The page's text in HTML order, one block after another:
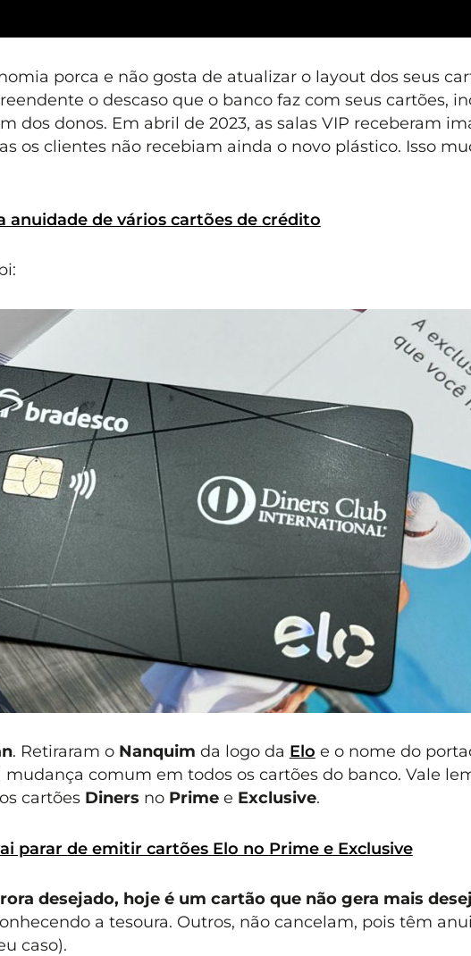
porca e não gosta de atualizar o layout dos seus
o descaso que o banco faz com seus cartões,
dos donos. Em abril de 2023, as salas VIP receberam
os clientes não recebiam ainda o novo plástico. Isso
anuidade de vários cartões de crédito
. Retiraram o Nanquim da logo da Elo e o nome do
comum em todos os cartões do banco. Vale
cartões Diners no Prime e Exclusive.
parar de emitir cartões Elo no Prime e Exclusive
desejado, hoje é um cartão que não gera mais
a tesoura. Outros, não cancelam, pois têm
caso).